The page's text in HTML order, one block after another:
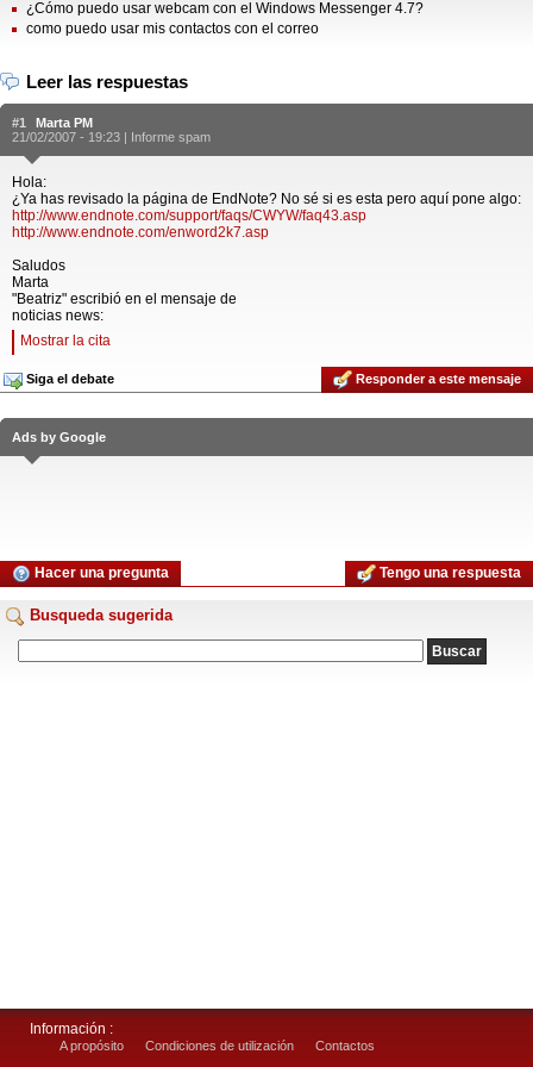
¿Cómo puedo usar webcam con el Windows Messenger 4.7?
como puedo usar mis contactos con el correo
Leer las respuestas
#1
Marta PM
21/02/2007 - 19:23 | Informe spam
Hola:
¿Ya has revisado la página de EndNote? No sé si es esta pero aquí pone algo:
http://www.endnote.com/support/faqs/CWYW/faq43.asp
http://www.endnote.com/enword2k7.asp
Saludos
Marta
"Beatriz" escribió en el mensaje de
noticias news:
Mostrar la cita
Siga el debate Responder a este mensaje
Ads by Google
Hacer una pregunta Tengo una respuesta
Busqueda sugerida
Información :
A propósito Condiciones de utilización Contactos